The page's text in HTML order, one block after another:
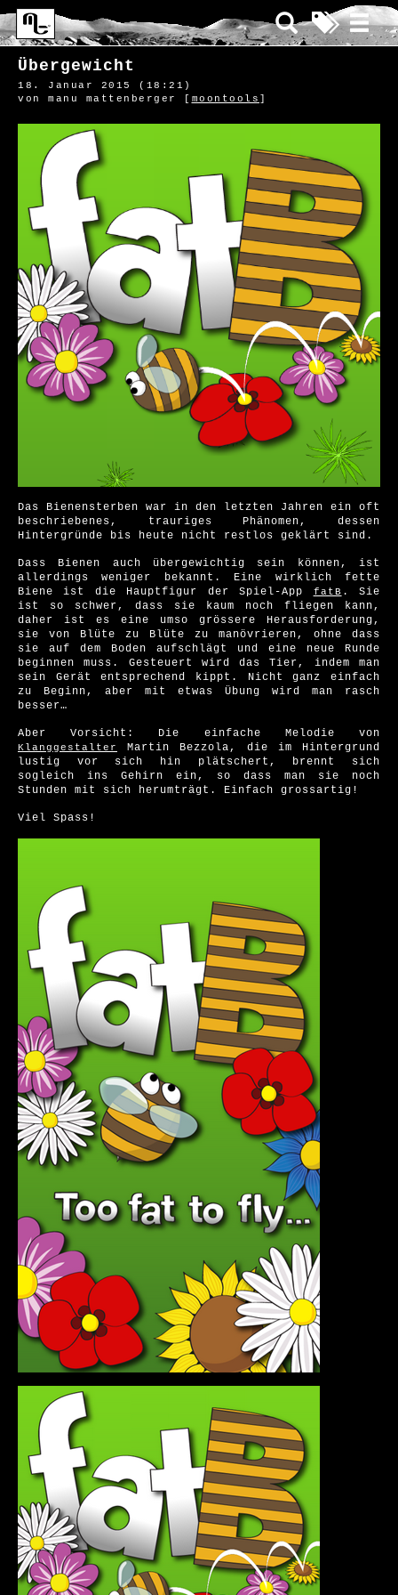
Übergewicht
18. Januar 2015 (18:21)
von manu mattenberger [ moontools ]
Das Bienensterben war in den letzten Jahren ein oft
beschriebenes, trauriges Phänomen, dessen
Hintergründe bis heute nicht restlos geklärt sind.
Dass Bienen auch übergewichtig sein können, ist
allerdings weniger bekannt. Eine wirklich fette
Biene ist die Hauptfigur der Spiel-App
fatB . Sie
ist so schwer, dass sie kaum noch fliegen kann,
daher ist es eine umso grössere Herausforderung,
sie von Blüte zu Blüte zu manövrieren, ohne dass
sie auf dem Boden aufschlägt und eine neue Runde
beginnen muss. Gesteuert wird das Tier, indem man
sein Gerät entsprechend kippt. Nicht ganz einfach
zu Beginn, aber mit etwas Übung wird man rasch
besser…
Aber Vorsicht: Die einfache Melodie von
Klanggestalter
Martin Bezzola, die im Hintergrund
lustig vor sich hin plätschert, brennt sich
sogleich ins Gehirn ein, so dass man sie noch
Stunden mit sich herumträgt. Einfach grossartig!
Viel Spass!